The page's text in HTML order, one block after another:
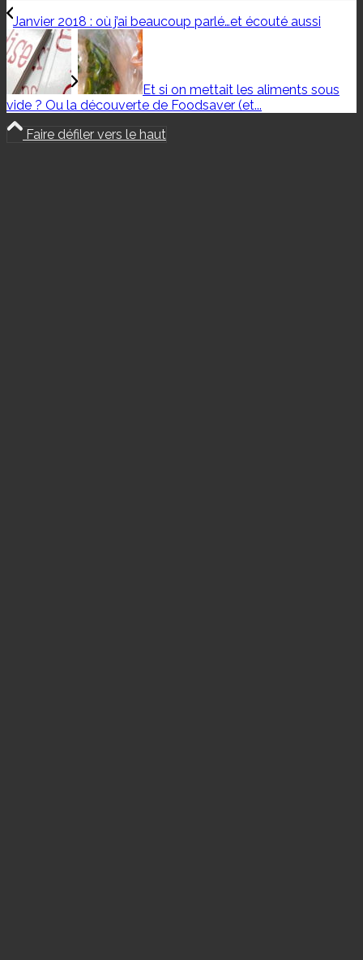
Janvier 2018 : où j’ai beaucoup parlé…et écouté aussi
Et si on mettait les aliments sous
vide ? Ou la découverte de Foodsaver (et...
Faire défiler vers le haut